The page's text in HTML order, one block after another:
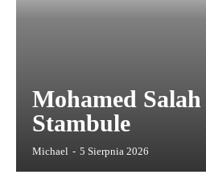
Mohamed
Stambule
Michael - 5 Sierpnia 2026